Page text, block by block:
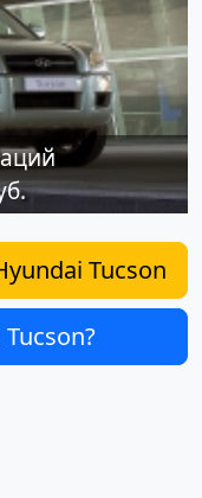
Tucson